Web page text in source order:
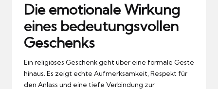
Die emotionale Wirkung
eines bedeutungsvollen
Geschenks
Ein religiöses Geschenk geht über eine formale Geste
hinaus. Es zeigt echte Aufmerksamkeit, Respekt für
den Anlass und eine tiefe Verbindung zur